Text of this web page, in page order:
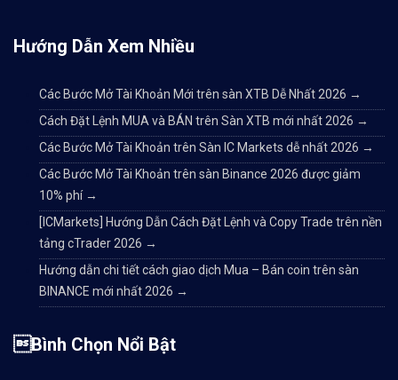
Hướng Dẫn Xem Nhiều
Các Bước Mở Tài Khoản Mới trên sàn XTB Dễ Nhất 2026 →
Cách Đặt Lệnh MUA và BÁN trên Sàn XTB mới nhất 2026 →
Các Bước Mở Tài Khoản trên Sàn IC Markets dễ nhất 2026 →
Các Bước Mở Tài Khoản trên sàn Binance 2026 được giảm
10% phí →
[ICMarkets] Hướng Dẫn Cách Đặt Lệnh và Copy Trade trên nền
tảng cTrader 2026 →
Hướng dẫn chi tiết cách giao dịch Mua – Bán coin trên sàn
BINANCE mới nhất 2026 →
Bình Chọn Nổi Bật